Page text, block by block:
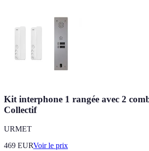
Kit interphone 1 rangée avec 2
Collectif
URMET
469 EURVoir le prix